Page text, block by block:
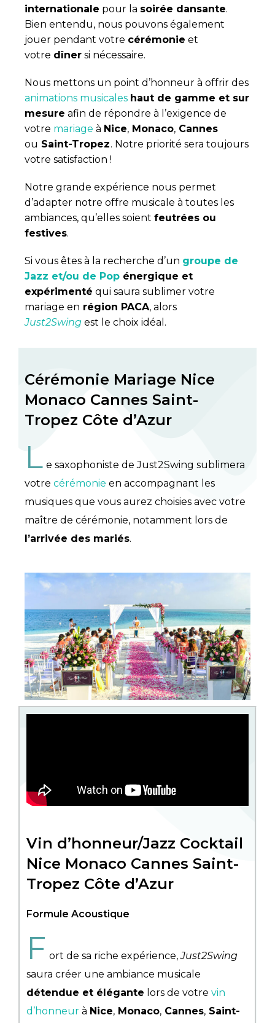
internationale pour la soirée dansante.
Bien entendu, nous pouvons également
jouer pendant votre cérémonie et
votre dîner si nécessaire.
Nous mettons un point d’honneur à offrir des
animations musicales haut de gamme et sur
mesure afin de répondre à l’exigence de
votre mariage à Nice, Monaco, Cannes
ou Saint-Tropez. Notre priorité sera toujours
votre satisfaction !
Notre grande expérience nous permet
d’adapter notre offre musicale à toutes les
ambiances, qu’elles soient feutrées ou
festives.
Si vous êtes à la recherche d’un groupe de
Jazz et/ou de Pop énergique et
expérimenté qui saura sublimer votre
mariage en région PACA, alors
Just2Swing est le choix idéal.
Cérémonie Mariage Nice
Monaco Cannes Saint-
Tropez Côte d’Azur
L e saxophoniste de Just2Swing sublimera
votre cérémonie en accompagnant les
musiques que vous aurez choisies avec votre
maître de cérémonie, notamment lors de
l’arrivée des mariés.
Vin d’honneur/Jazz Cocktail
Nice Monaco Cannes Saint-
Tropez Côte d’Azur
Formule Acoustique
F ort de sa riche expérience,Just2Swing
saura créer une ambiance musicale
détendue et élégante lors de votre vin
d’honneur à Nice, Monaco, Cannes, Saint-